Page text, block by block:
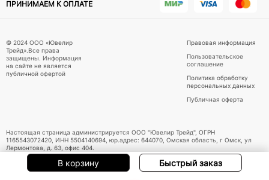
В корзину Быстрый заказ
ПРИНИМАЕМ К ОПЛАТЕ
© 2024 ООО «Ювелир
Трейд».Все права
защищены. Информация
на сайте не является
публичной офертой
Правовая информация
Пользовательское
соглашение
Политика обработку
персональных данных
Публичная оферта
Настоящая страница администрируется ООО "Ювелир Трейд", ОГРН
1165543072420, ИНН 5504140694, юр.адрес: 644070, Омская область, г Омск, ул
Лермонтова, д. 63, офис 404.